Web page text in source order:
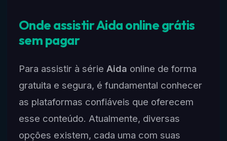
Onde assistir Aida online grátis
sem pagar
Para assistir à série Aida online de forma
gratuita e segura, é fundamental conhecer
as plataformas confiáveis que oferecem
esse conteúdo. Atualmente, diversas
opções existem, cada uma com suas